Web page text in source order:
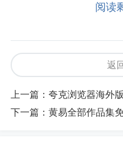
白玉雕龙.txt
白玉老虎.txt
碧血洗银枪.txt
阅读
返
上一篇： 夸克浏览器海外版
下一篇： 黄易全部作品集免